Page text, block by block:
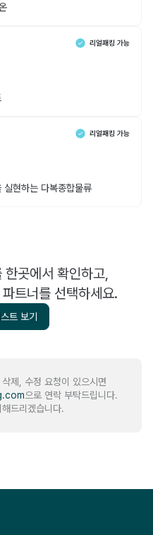
현하는 다복종합물류
곳에서 확인하고,
트너를 선택하세요.
트 보기
제, 수정 요청이 있으시면
으로 연락 부탁드립니다.
드리겠습니다.